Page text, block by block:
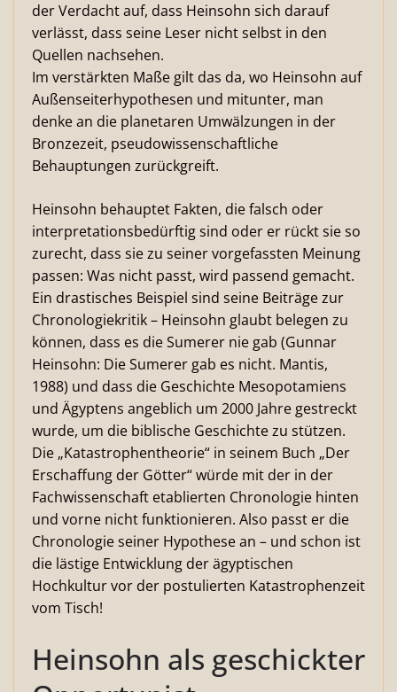
der Verdacht auf, dass Heinsohn sich darauf
verlässt, dass seine Leser nicht selbst in den
Quellen nachsehen.
Im verstärkten Maße gilt das da, wo Heinsohn auf
Außenseiterhypothesen und mitunter, man
denke an die planetaren Umwälzungen in der
Bronzezeit, pseudowissenschaftliche
Behauptungen zurückgreift.
Heinsohn behauptet Fakten, die falsch oder
interpretationsbedürftig sind oder er rückt sie so
zurecht, dass sie zu seiner vorgefassten Meinung
passen: Was nicht passt, wird passend gemacht.
Ein drastisches Beispiel sind seine Beiträge zur
Chronologiekritik – Heinsohn glaubt belegen zu
können, dass es die Sumerer nie gab (Gunnar
Heinsohn: Die Sumerer gab es nicht. Mantis,
1988) und dass die Geschichte Mesopotamiens
und Ägyptens angeblich um 2000 Jahre gestreckt
wurde, um die biblische Geschichte zu stützen.
Die „Katastrophentheorie“ in seinem Buch „Der
Erschaffung der Götter“ würde mit der in der
Fachwissenschaft etablierten Chronologie hinten
und vorne nicht funktionieren. Also passt er die
Chronologie seiner Hypothese an – und schon ist
die lästige Entwicklung der ägyptischen
Hochkultur vor der postulierten Katastrophenzeit
vom Tisch!
Heinsohn als geschickter